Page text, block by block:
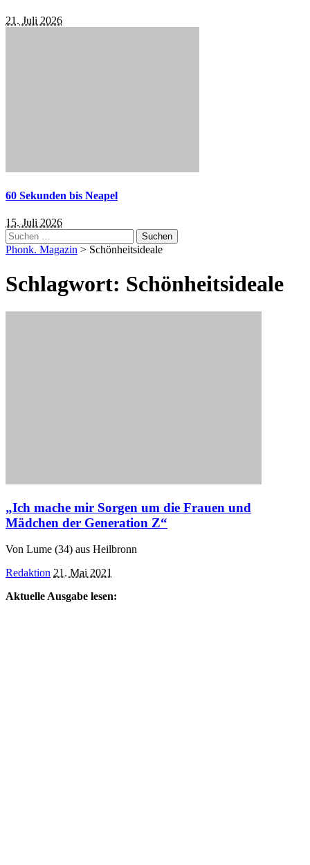
21. Juli 2026
60 Sekunden bis Neapel
15. Juli 2026
Suchen
nach:
Phonk. Magazin > Schönheitsideale
Schlagwort: Schönheitsideale
„Ich mache mir Sorgen um die Frauen und
Mädchen der Generation Z“
Von Lume (34) aus Heilbronn
Posted
Redaktion 21. Mai 2021
Aktuelle Ausgabe lesen: